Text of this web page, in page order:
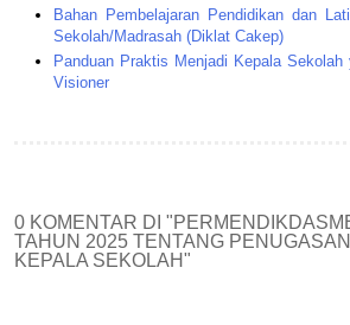
Bahan Pembelajaran Pendidikan dan
Sekolah/Madrasah (Diklat Cakep)
Panduan Praktis Menjadi Kepala
Visioner
0 KOMENTAR DI
TAHUN 2025 TENTANG
KEPALA SEKOLAH"